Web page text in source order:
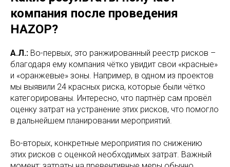
компания после проведения
HAZOP?
А.Л.: Во-первых, это ранжированный реестр рисков –
благодаря ему компания чётко увидит свои «красные»
и «оранжевые» зоны. Например, в одном из проектов
мы выявили 24 красных риска, которые были чётко
категорированы. Интересно, что партнёр сам провёл
оценку затрат на устранение этих рисков, что помогло
в дальнейшем планировании мероприятий.
Во-вторых, конкретные мероприятия по снижению
этих рисков с оценкой необходимых затрат. Важный